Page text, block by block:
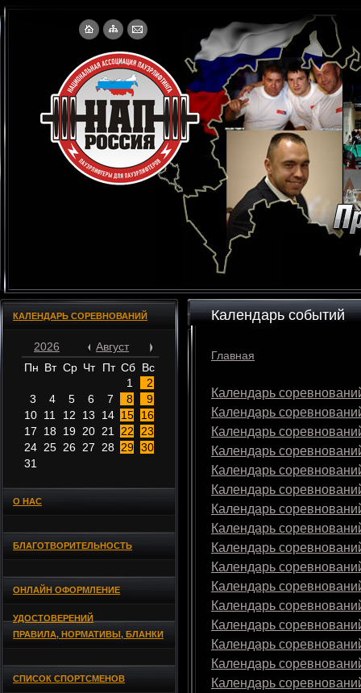
КАЛЕНДАРЬ СОРЕВНОВАНИЙ
2026
Август
Пн Вт Ср Чт Пт Сб Вс
1
2
3
4 5 6 7 8
9
10 11 12 13 14 15
16
17
18 19 20 21 22
23
24 25 26 27 28 29 30
31
О НАС
БЛАГОТВОРИТЕЛЬНОСТЬ
ОНЛАЙН ОФОРМЛЕНИЕ
УДОСТОВЕРЕНИЙ
ПРАВИЛА, НОРМАТИВЫ, БЛАНКИ
СПИСОК СПОРТСМЕНОВ
Календарь событий
Главная
Календарь
Календарь
Календарь
Календарь
Календарь
Календарь
Календарь
Календарь
Календарь
Календарь
Календарь
Календарь
Календарь
Календарь
Календарь
Календарь